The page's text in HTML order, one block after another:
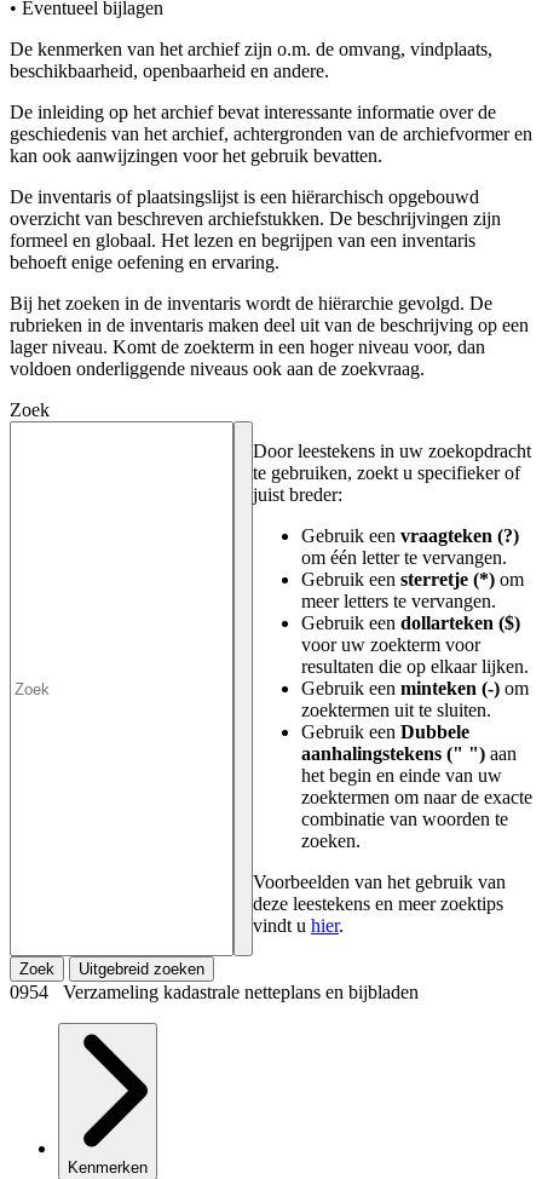
• Eventueel bijlagen
De kenmerken van het archief zijn o.m. de omvang, vindplaats,
beschikbaarheid, openbaarheid en andere.
De inleiding op het archief bevat interessante informatie over de
geschiedenis van het archief, achtergronden van de archiefvormer en
kan ook aanwijzingen voor het gebruik bevatten.
De inventaris of plaatsingslijst is een hiërarchisch opgebouwd
overzicht van beschreven archiefstukken. De beschrijvingen zijn
formeel en globaal. Het lezen en begrijpen van een inventaris
behoeft enige oefening en ervaring.
Bij het zoeken in de inventaris wordt de hiërarchie gevolgd. De
rubrieken in de inventaris maken deel uit van de beschrijving op een
lager niveau. Komt de zoekterm in een hoger niveau voor, dan
voldoen onderliggende niveaus ook aan de zoekvraag.
Zoek
Door leestekens in uw zoekopdracht
te gebruiken, zoekt u specifieker of
juist breder:
Gebruik een vraagteken (?)
om één letter te vervangen.
Gebruik een sterretje (*) om
meer letters te vervangen.
Gebruik een dollarteken ($)
voor uw zoekterm voor
resultaten die op elkaar lijken.
Gebruik een minteken (-) om
zoektermen uit te sluiten.
Gebruik een Dubbele
aanhalingstekens (" ") aan
het begin en einde van uw
zoektermen om naar de exacte
combinatie van woorden te
zoeken.
Voorbeelden van het gebruik van
deze leestekens en meer zoektips
vindt u hier.
Zoek Uitgebreid zoeken
0954 Verzameling kadastrale netteplans en bijbladen
Kenmerken